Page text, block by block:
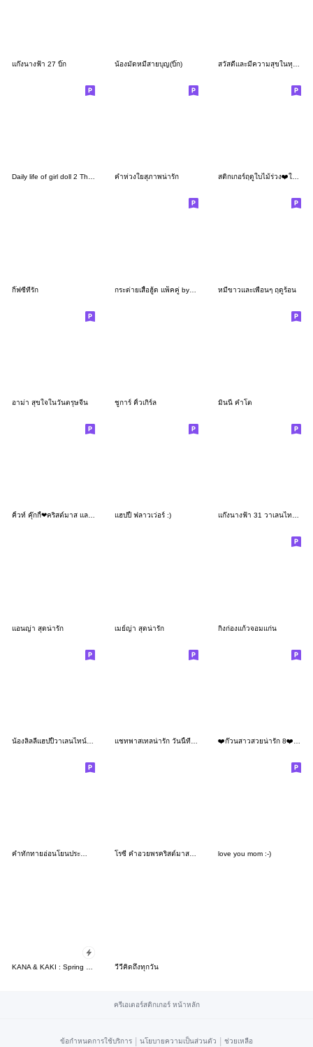
แก๊งนางฟ้า 27 บิ๊ก น้องมัดหมี่สายบุญ(บิ๊ก)
Daily life of girl doll 2 Thai version คำห่วงใยสุภาพน่ารัก สติกเกอร์ฤดูใบไม้ร่วง❤️ใช้ได้แบบน่ารักๆ
กิ๊ฟซี่ที่รัก หมีขาวและเพื่อนๆ ฤดูร้อน
อาม่า สุขใจในวันตรุษจีน ชูการ์ คิ้วเกิร์ล มินนี่ คำโต
คิ้วท์ คุ๊กกี้❤คริสต์มาส และ ปีใหม่ แฮปปี้ ฟลาวเว่อร์ :) แก๊งนางฟ้า 31 วาเลนไทน์​ บิ๊ก
แอนญ่า สุดน่ารัก เมย์ญ่า สุดน่ารัก กิงก่องแก้วจอมแก่น
คำทักทายอ่อนโยนประจำวัน ฤดูร้อน ฤดูฝน♡ โรซี่ คำอวยพรคริสต์มาสปีใหม่แบบจุใจ love you mom :-)
วีวี่คิดถึงทุกวัน
ครีเอเตอร์สติกเกอร์ หน้าหลัก
ข้อกำหนดการใช้บริการ | นโยบายความเป็นส่วนตัว | ช่วยเหลือ